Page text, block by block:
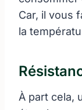
Car, il vous
la
À part cela,